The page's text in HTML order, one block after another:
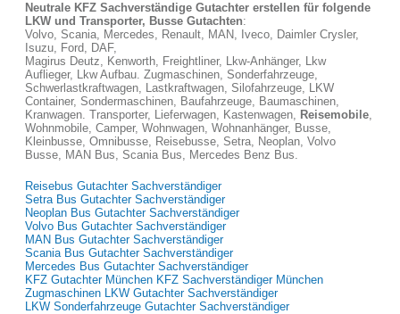
Neutrale KFZ Sachverständige Gutachter erstellen für folgende
LKW und Transporter, Busse Gutachten:
Volvo, Scania, Mercedes, Renault, MAN, Iveco, Daimler Crysler,
Isuzu, Ford, DAF,
Magirus Deutz, Kenworth, Freightliner, Lkw-Anhänger, Lkw
Auflieger, Lkw Aufbau. Zugmaschinen, Sonderfahrzeuge,
Schwerlastkraftwagen, Lastkraftwagen, Silofahrzeuge, LKW
Container, Sondermaschinen, Baufahrzeuge, Baumaschinen,
Kranwagen. Transporter, Lieferwagen, Kastenwagen, Reisemobile,
Wohnmobile, Camper, Wohnwagen, Wohnanhänger, Busse,
Kleinbusse, Omnibusse, Reisebusse, Setra, Neoplan, Volvo
Busse, MAN Bus, Scania Bus, Mercedes Benz Bus.
Reisebus Gutachter Sachverständiger
Setra Bus Gutachter Sachverständiger
Neoplan Bus Gutachter Sachverständiger
Volvo Bus Gutachter Sachverständiger
MAN Bus Gutachter Sachverständiger
Scania Bus Gutachter Sachverständiger
Mercedes Bus Gutachter Sachverständiger
KFZ Gutachter München KFZ Sachverständiger München
Zugmaschinen LKW Gutachter Sachverständiger
LKW Sonderfahrzeuge Gutachter Sachverständiger